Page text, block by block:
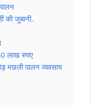
की जुबानी..
लाख रुपए
मछली पालन व्यवसाय